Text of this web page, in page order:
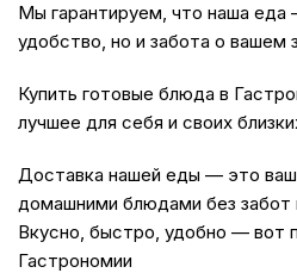
Мы гарантируем, что наша еда
удобство, но и забота о вашем
Купить готовые блюда в
лучшее для себя и своих
Доставка нашей еды — это ваш
домашними блюдами без забот
Вкусно, быстро, удобно — вот
Гастрономии